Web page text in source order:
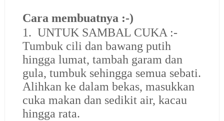
Cara membuatnya :-)
1. UNTUK SAMBAL CUKA :-
Tumbuk cili dan bawang putih
hingga lumat, tambah garam dan
gula, tumbuk sehingga semua sebati.
Alihkan ke dalam bekas, masukkan
cuka makan dan sedikit air, kacau
hingga rata.